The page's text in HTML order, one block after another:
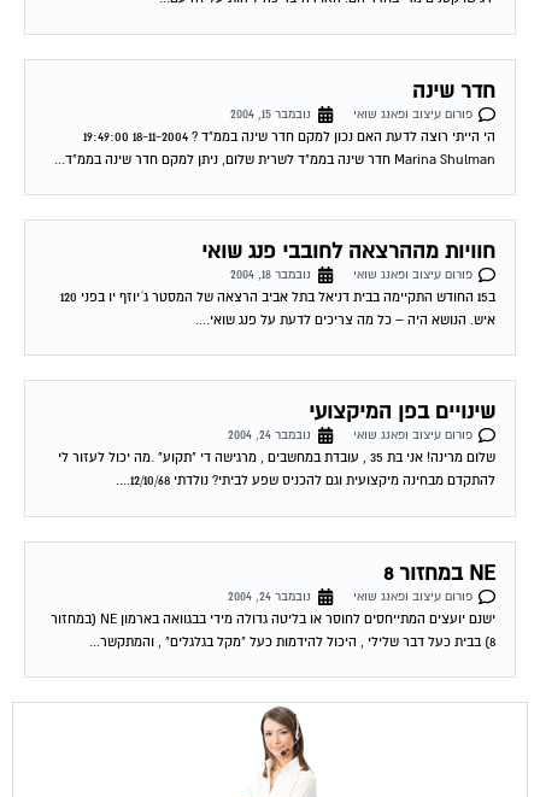
חדר שינה
פורום עיצוב ופאנג שואי
נובמבר 15, 2004
הי הייתי רוצה לדעת האם נכון למקם חדר שינה בממ"ד ? 18-11-2004 19:49:00
Marina Shulman חדר שינה בממ"ד לשרית שלום, ניתן למקם חדר שינה בממ"ד...
חוויות מההרצאה לחובבי פנג שואי
פורום עיצוב ופאנג שואי
נובמבר 18, 2004
ב15 החודש התקיימה בבית דניאל בתל אביב הרצאה של המסטר ג´יוזף יו בפני 120
איש. הנושא היה – כל מה צריכים לדעת על פנג שואי....
שינויים בפן המיקצועי
פורום עיצוב ופאנג שואי
נובמבר 24, 2004
שלום מרינה! אני בת 35 , עובדת במחשבים , מרגישה די "תקוע" .מה יכול לעזור לי
להתקדם מבחינה מיקצועית וגם להכניס שפע לביתי? נולדתי 12/10/68....
NE במחזור 8
פורום עיצוב ופאנג שואי
נובמבר 24, 2004
ישנם יועצים המתייחסים לחוסר או בליטה גדולה מידי בבגוואה בארמון NE (במחזור
8) בבית כעל דבר שלילי , היכול להידמות כעל "מקל בגלגלים" , והמתקשר...